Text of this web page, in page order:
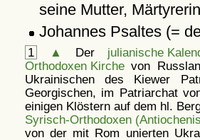
seine Mutter, Märtyrerin
Johannes Psaltes (=
1 ▲ Der julianische
Orthodoxen Kirchevon
Ukrainischen des Kiewer
Georgischen, im Patriarchat
einigen Klöstern auf dem hl.
Syrisch-Orthodoxen
von der mit Rom unierten